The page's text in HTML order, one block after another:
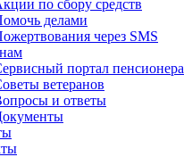
по сбору средств
делами
через SMS
портал пенсионера
ветеранов
и ответы